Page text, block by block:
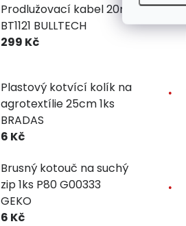
Prodlužovací kabel 20m
BT1121 BULLTECH
299 Kč
Plastový kotvící kolík na
agrotextílie 25cm 1ks
BRADAS
6 Kč
Brusný kotouč na suchý
zip 1ks P80 G00333
GEKO
6 Kč